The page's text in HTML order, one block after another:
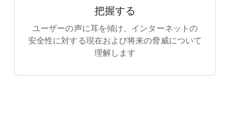
把握する
ユーザーの​声に​耳を​傾け、​インターネットの​
安全性に​対する​現在および​将来の​脅威に​ついて​
理解します